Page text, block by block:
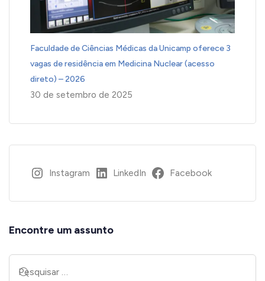
Faculdade de Ciências Médicas da Unicamp oferece 3
vagas de residência em Medicina Nuclear (acesso
direto) – 2026
30 de setembro de 2025
Instagram LinkedIn Facebook
Encontre um assunto